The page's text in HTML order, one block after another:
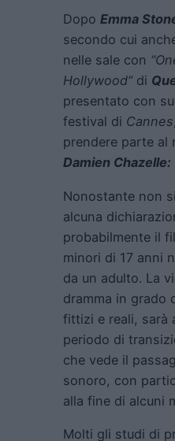
Dopo Emma
secondo cui
nelle sale con
Hollywood”di
presentato con
festival di Cannes
prendere parte al
Damien Chazelle:
Nonostante non
alcuna
probabilmente il
minori di 17 anni
da un adulto. La
dramma in grado
fittizi e reali, sarà
periodo di
che vede il
sonoro, con
alla fine di alcuni
Molti gli studi di